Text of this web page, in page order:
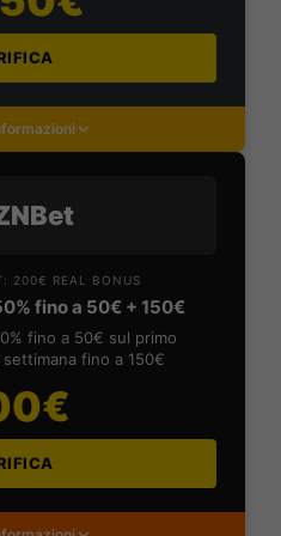
200€ REAL BONUS
fino a 50€ + 150€
fino a 50€ sul primo
fino a 150€